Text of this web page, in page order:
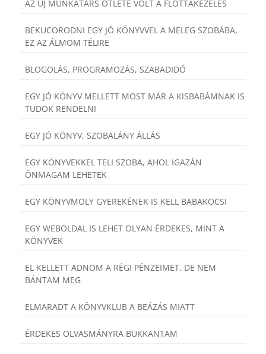
AZ ÚJ MUNKATÁRS ÖTLETE VOLT A FLOTTAKEZELÉS
BEKUCORODNI EGY JÓ KÖNYVVEL A MELEG SZOBÁBA,
EZ AZ ÁLMOM TÉLIRE
BLOGOLÁS, PROGRAMOZÁS, SZABADIDŐ
EGY JÓ KÖNYV MELLETT MOST MÁR A KISBABÁMNAK IS
TUDOK RENDELNI
EGY JÓ KÖNYV, SZOBALÁNY ÁLLÁS
EGY KÖNYVEKKEL TELI SZOBA, AHOL IGAZÁN
ÖNMAGAM LEHETEK
EGY KÖNYVMOLY GYEREKÉNEK IS KELL BABAKOCSI
EGY WEBOLDAL IS LEHET OLYAN ÉRDEKES, MINT A
KÖNYVEK
EL KELLETT ADNOM A RÉGI PÉNZEIMET, DE NEM
BÁNTAM MEG
ELMARADT A KÖNYVKLUB A BEÁZÁS MIATT
ÉRDEKES OLVASMÁNYRA BUKKANTAM